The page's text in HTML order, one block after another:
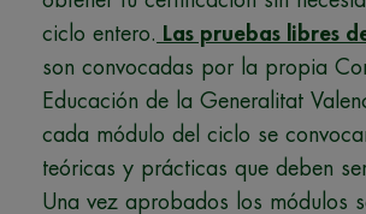
ciclo entero. Las pruebas libres
son convocadas por la propia
Educación de la Generalitat
cada módulo del ciclo se
teóricas y prácticas que deben
Una vez aprobados los módulos